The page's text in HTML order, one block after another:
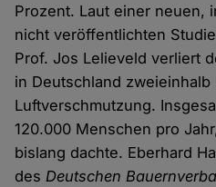
Prozent. Laut einer neuen,
nicht veröffentlichten
Prof. Jos Lelieveld verliert
in Deutschland
Luftverschmutzung.
120.000 Menschen pro
bislang dachte. Eberhard
desDeutschen